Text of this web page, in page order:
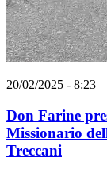
20/02/2025 - 8:23
Don Farine
Missionario
Treccani